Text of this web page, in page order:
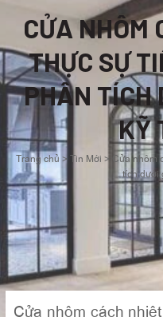
CỬA NHÔM
THỰC SỰ
PHÂN TÍCH
KỸ
Trang chủ > Tin Mới > Cửa nhôm
tích dưới
Cửa nhôm cách